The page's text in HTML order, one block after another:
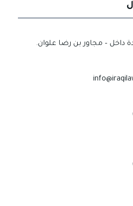
داخل – مجاور بن رضا علوان.